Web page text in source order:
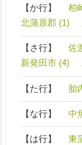
【か行】 柏
北蒲原郡 (1)
【さ行】 佐
新発田市 (4)
【た行】 胎
【な行】 中
【は行】 東